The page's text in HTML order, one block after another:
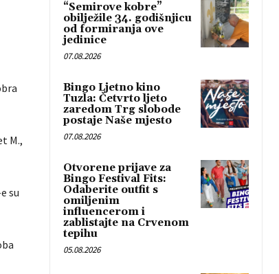
M.,
su
“Semirove kobre”
obilježile 34. godišnjicu
od formiranja ove
jedinice
07.08.2026
Bingo Ljetno kino
Tuzla: Četvrto ljeto
zaredom Trg slobode
postaje Naše mjesto
07.08.2026
Otvorene prijave za
Bingo Festival Fits:
Odaberite outfit s
omiljenim
influencerom i
zablistajte na Crvenom
tepihu
05.08.2026